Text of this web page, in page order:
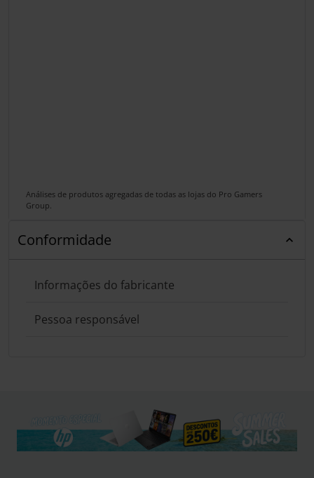
Análises de produtos agregadas de todas as lojas do Pro Gamers
Group.
Conformidade
Informações do fabricante
Pessoa responsável